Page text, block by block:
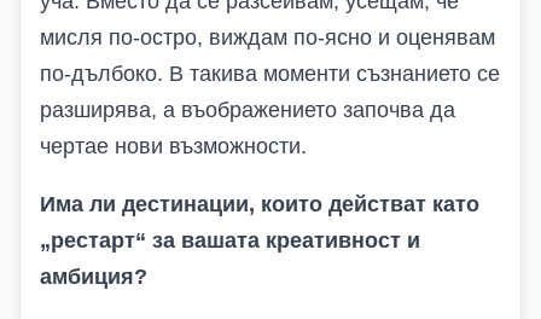
мисля по-остро, виждам по-ясно и оценявам
по-дълбоко. В такива моменти съзнанието се
разширява, а въображението започва да
чертае нови възможности.
Има ли дестинации, които действат като
„рестарт“ за вашата креативност и
амбиция?